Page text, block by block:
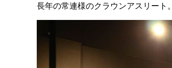
長年の常連様のクラウンアスリート。